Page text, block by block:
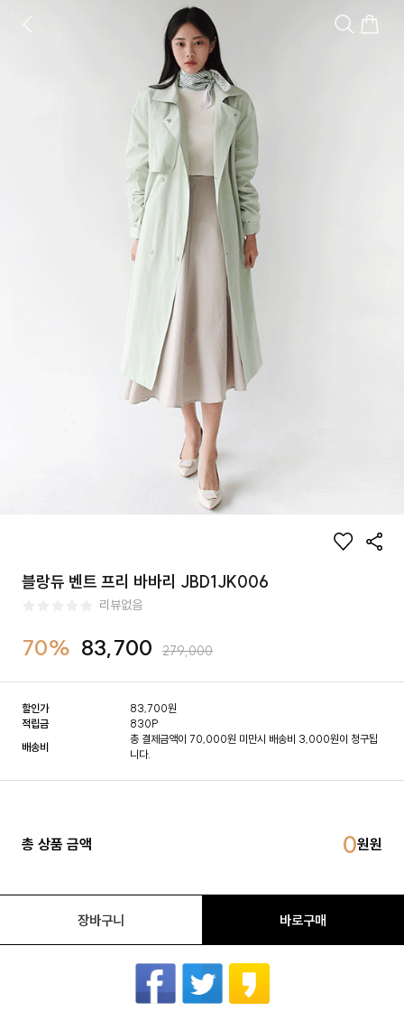
블랑듀 벤트 프리 바바리 JBD1JK006
리뷰없음
70% 83,700 279,000
할인가 83,700원
적립금
830P
배송비
총 결제금액이 70,000원 미만시 배송비 3,000원이 청구됩
니다.
총 상품 금액 0
장바구니 바로구매